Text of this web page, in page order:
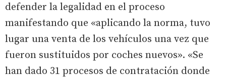
defender la legalidad en el proceso
manifestando que «aplicando la norma, tuvo
lugar una venta de los vehículos una vez que
fueron sustituidos por coches nuevos». «Se
han dado 31 procesos de contratación donde